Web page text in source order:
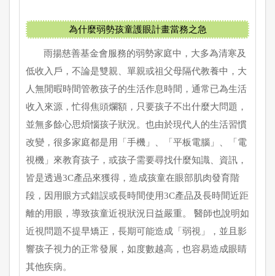
為什麼弱勢孩童護眼計畫當務之急
雨揚慈善基金會服務的弱勢家庭中，大多為清寒及
低收入戶，不論是雙親、單親或祖父母隔代教養中，大
人無閒暇時間管教孩子的生活作息時間，通常已為生活
收入來源，忙得焦頭爛額，只要孩子不出什麼大問題，
並無多餘心思煩惱孩子狀況。也由於現代人的生活習慣
改變，很多家庭都是用「手機」、「平板電腦」、「電
視機」來教育孩子，或孩子需要尋找什麼知識、資訊，
皆是透過3C產品來獲得，造成孩童在眼部肌肉發育階
段，因用眼方式錯誤或長時間使用3C產品及長時間近距
離的用眼，導致孩童近視狀況日益嚴重。 醫師也說明如
近視問題不提早矯正，長期可能造成「弱視」，並且影
響孩子視力的正常發展，如度數越高，也容易造成眼睛
其他疾病。